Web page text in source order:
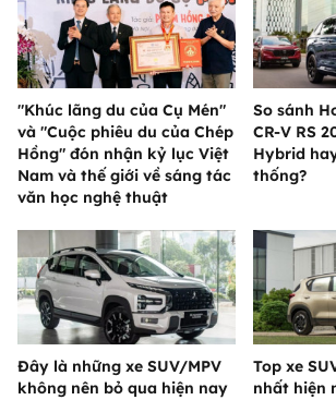
"Khúc lãng du của Cụ Mén"
và "Cuộc phiêu du của Chép
Hồng" đón nhận kỷ lục Việt
Nam và thế giới về sáng tác
văn học nghệ thuật
So sánh
CR-V RS
Hybrid
thống?
Đây là những xe SUV/MPV
không nên bỏ qua hiện nay
Top xe
nhất hiện